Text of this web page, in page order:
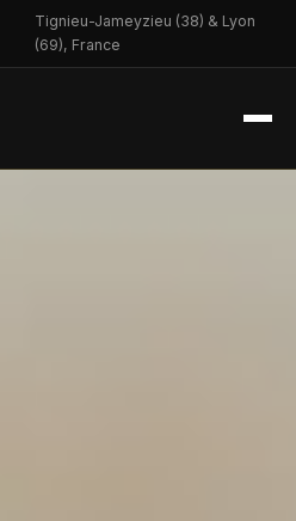
Tignieu-Jameyzieu (38) & Lyon
(69), France